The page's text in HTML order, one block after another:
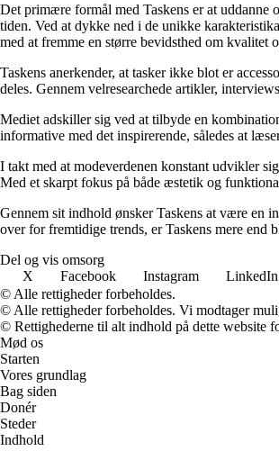
Det primære formål med Taskens er at uddanne
tiden. Ved at dykke ned i de unikke
med at fremme en større bevidsthed om kvalitet
Taskens anerkender, at tasker ikke blot er
deles. Gennem velresearchede artikler,
Mediet adskiller sig ved at tilbyde en
informative med det inspirerende, således at
I takt med at modeverdenen konstant udvikler
Med et skarpt fokus på både æstetik og
Gennem sit indhold ønsker Taskens at være en
over for fremtidige trends, er Taskens mere end
Del og vis omsorg
X
Facebook Instagram LinkedIn
© Alle rettigheder forbeholdes.
© Alle rettigheder forbeholdes. Vi modtager
© Rettighederne til alt indhold på dette website
Mød os
Starten
Vores grundlag
Bag siden
Donér
Steder
Indhold